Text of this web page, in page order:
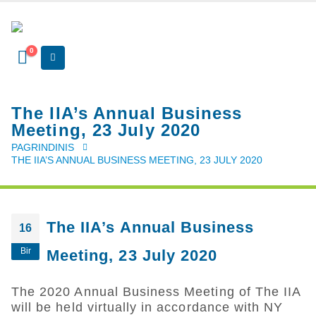
0
The IIA’s Annual Business
Meeting, 23 July 2020
PAGRINDINIS
THE IIA’S ANNUAL BUSINESS MEETING, 23 JULY 2020
16
Bir
The IIA’s Annual Business
Meeting, 23 July 2020
The 2020 Annual Business Meeting of The IIA
will be held virtually in accordance with NY